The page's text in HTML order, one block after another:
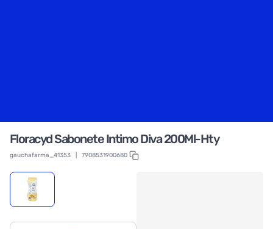
Floracyd Sabonete Intimo Diva 200Ml-Hty
gauchafarma_41353 7908531900680